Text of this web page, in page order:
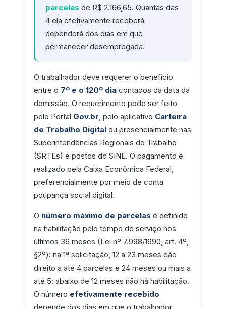
parcelas de R$ 2.166,65. Quantas das
4 ela efetivamente receberá
dependerá dos dias em que
permanecer desempregada.
O trabalhador deve requerer o benefício
entre o 7º e o 120º diacontados da data da
demissão. O requerimento pode ser feito
pelo Portal Gov.br, pelo aplicativo Carteira
de Trabalho Digitalou presencialmente nas
Superintendências Regionais do Trabalho
(SRTEs) e postos do SINE. O pagamento é
realizado pela Caixa Econômica Federal,
preferencialmente por meio de conta
poupança social digital.
O número máximo de parcelas é definido
na habilitação pelo tempo de serviço nos
últimos 36 meses (Lei nº 7.998/1990, art. 4º,
§2º): na 1ª solicitação, 12 a 23 meses dão
direito a até 4 parcelas e 24 meses ou mais a
até 5; abaixo de 12 meses não há habilitação.
O número efetivamente recebido